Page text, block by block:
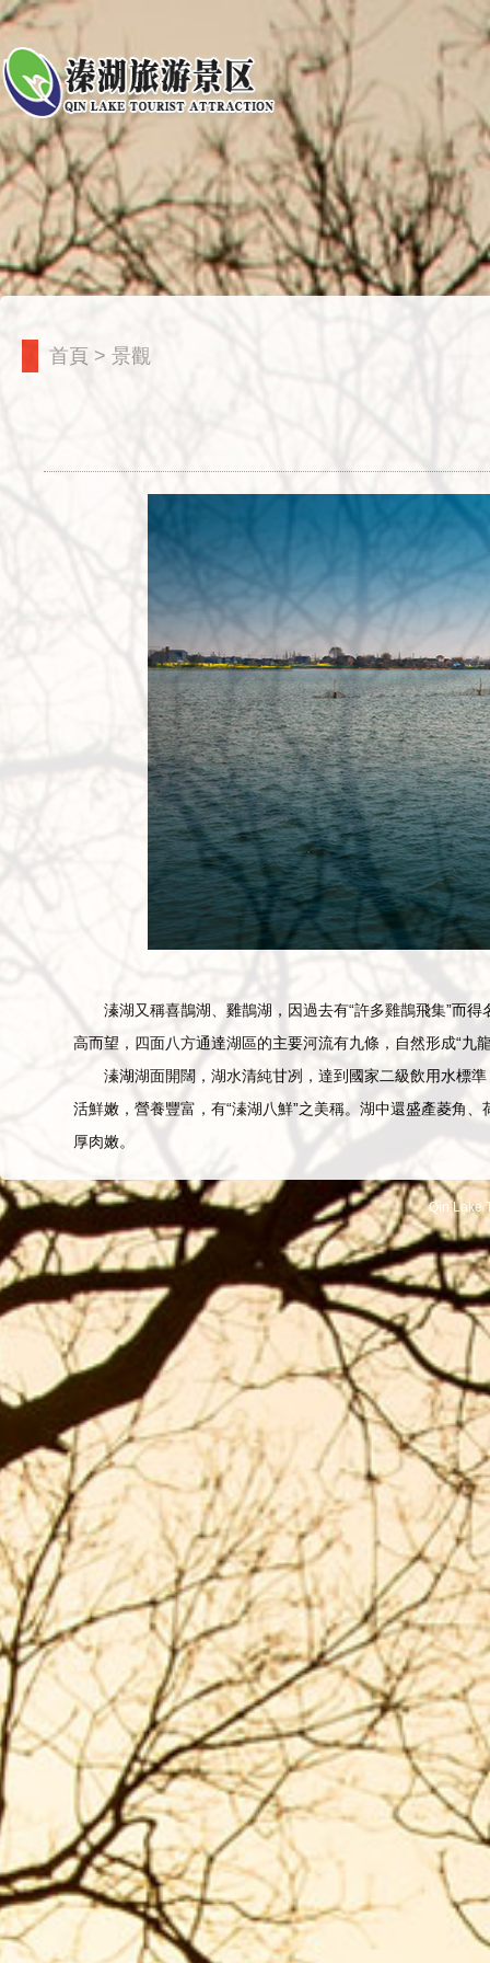
首頁 > 景觀
溱湖又稱喜鵲湖、雞鵲湖，因過去有“許多雞鵲飛集”而
高而望，四面八方通達湖區的主要河流有九條，自然形成“九
溱湖湖面開闊，湖水清純甘冽，達到國家二級飲用水標
活鮮嫩，營養豐富，有“溱湖八鮮”之美稱。湖中還盛產菱角
厚肉嫩。
Qin Lake